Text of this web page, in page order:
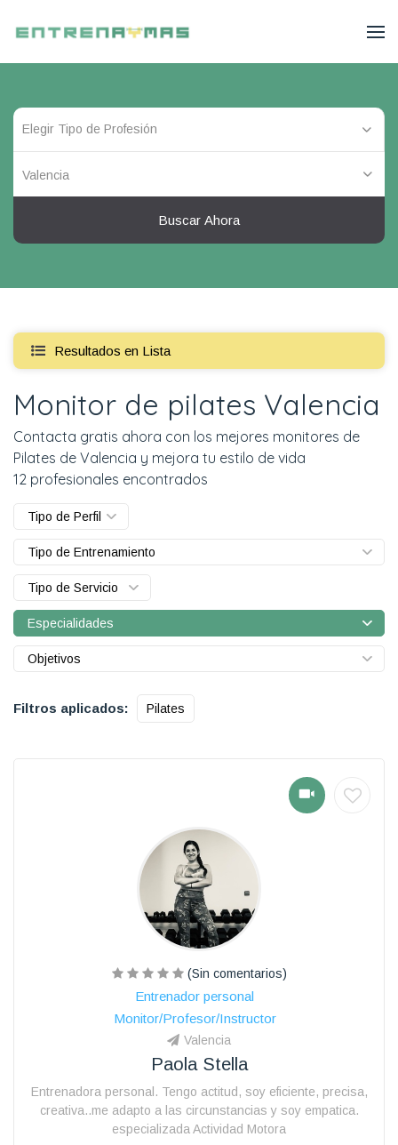
Valencia
Buscar Ahora
Resultados en Lista
Monitor de pilates Valencia
Contacta gratis ahora con los mejores monitores de
Pilates de Valencia y mejora tu estilo de vida
12 profesionales encontrados
Tipo de Perfil
Tipo de Entrenamiento
Tipo de Servicio
Especialidades
Objetivos
Filtros aplicados: Pilates
(Sin comentarios)
Entrenador personal
Monitor/Profesor/Instructor
Valencia
Paola Stella
Entrenadora personal. Tengo actitud, soy eficiente, precisa,
creativa..me adapto a las circunstancias y soy empatica.
especializada Actividad Motora